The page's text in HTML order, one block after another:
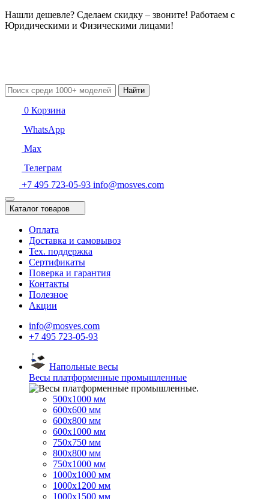
Нашли дешевле? Сделаем скидку – звоните! Работаем с
Юридическими и Физическими лицами!
Найти
0 Корзина
WhatsApp
Max
Телеграм
+7 495 723-05-93 info@mosves.com
Каталог товаров
Оплата
Доставка и самовывоз
Тех. поддержка
Сертификаты
Поверка и гарантия
Контакты
Полезное
Акции
info@mosves.com
+7 495 723-05-93
Напольные весы
Весы платформенные промышленные
500x1000 мм
600x600 мм
600x800 мм
600x1000 мм
750x750 мм
800x800 мм
750x1000 мм
1000x1000 мм
1000x1200 мм
1000x1500 мм